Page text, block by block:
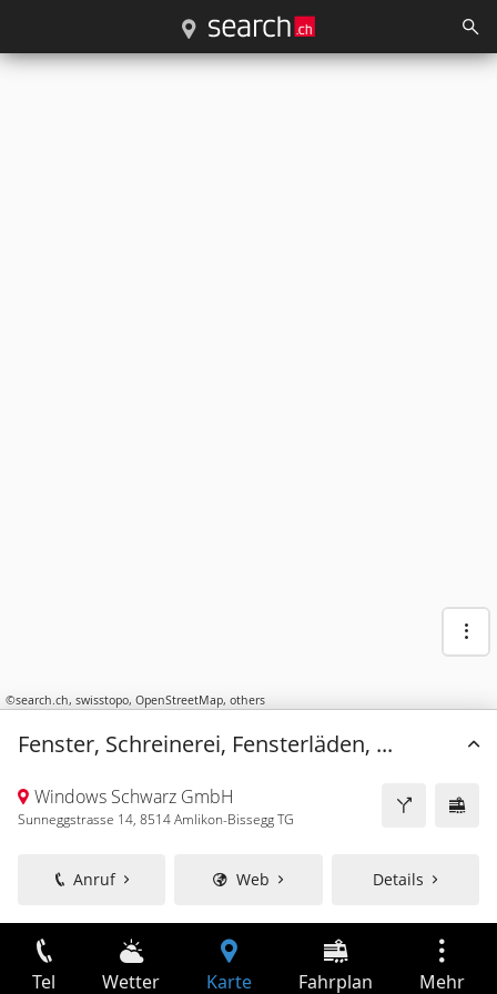
©search.ch, swisstopo, OpenStreetMap, others
Fenster, Schreinerei, Fensterläden, ...
Windows Schwarz GmbH
Sunneggstrasse 14, 8514 Amlikon-Bissegg TG
Anruf Web Details
Tel Wetter Karte Fahrplan Mehr